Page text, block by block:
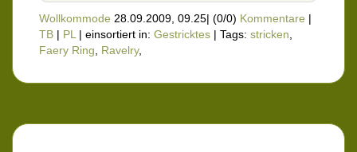
Wollkommode 28.09.2009, 09.25| (0/0) Kommentare |
TB | PL | einsortiert in: Gestricktes | Tags: stricken
Faery Ring
Ravelry,